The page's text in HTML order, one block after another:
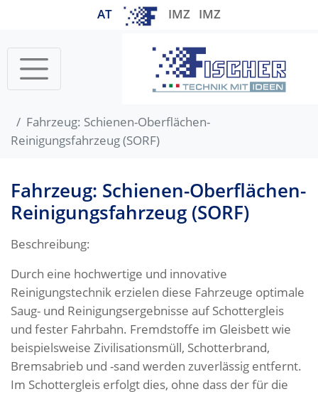
AT IMZ IMZ
Fahrzeug: Schienen-Oberflächen-
Reinigungsfahrzeug (SORF)
Fahrzeug: Schienen-Oberflächen-
Reinigungsfahrzeug (SORF)
Beschreibung:
Durch eine hochwertige und innovative
Reinigungstechnik erzielen diese Fahrzeuge optimale
Saug- und Reinigungsergebnisse auf Schottergleis
und fester Fahrbahn. Fremdstoffe im Gleisbett wie
beispielsweise Zivilisationsmüll, Schotterbrand,
Bremsabrieb und -sand werden zuverlässig entfernt.
Im Schottergleis erfolgt dies, ohne dass der für die